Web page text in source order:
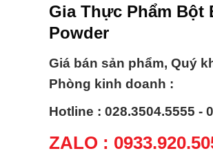
Gia Thực Phẩm Bột
Powder
Giá bán sản phẩm, Quý
Phòng kinh doanh :
Hotline : 028.3504.5555 -
ZALO :